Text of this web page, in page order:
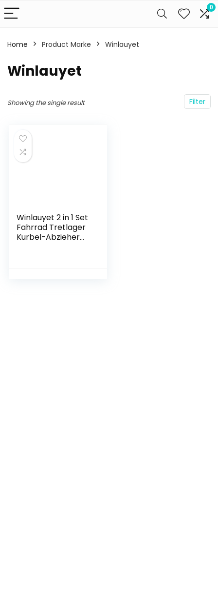
0
Home Product Marke ‎Winlauyet
‎Winlauyet
Filter
Showing the single result
Winlauyet 2 in 1 Set
Fahrrad Tretlager
Kurbel-Abzieher